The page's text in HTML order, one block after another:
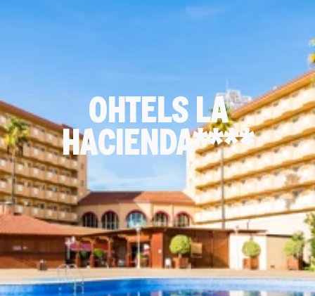
OHTELS LA
HACIENDA****